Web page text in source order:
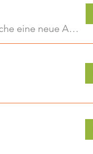
Kreativwerkstatt für Kids (3-6 Jahre) - jede Woche eine neue Aktivität (2)